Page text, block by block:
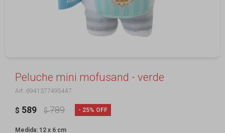
Peluche mini mofusand - verde
6941377495447
$ 589 $ 789 25
Medida: 12 x 6 cm